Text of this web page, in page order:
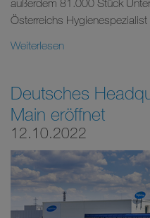
außerdem 81.000 Stück
Österreichs
Weiterlesen
Deutsches
Main eröffnet
12.10.2022